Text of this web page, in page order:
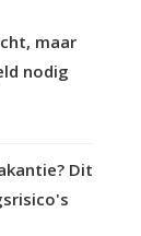
maar
nodig
Dit